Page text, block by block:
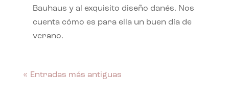
Bauhaus y al exquisito diseño danés. Nos
cuenta cómo es para ella un buen día de
verano.
« Entradas más antiguas